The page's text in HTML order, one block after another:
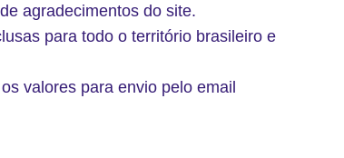
agradecimentos do site.
para todo o território brasileiro e
valores para envio pelo email